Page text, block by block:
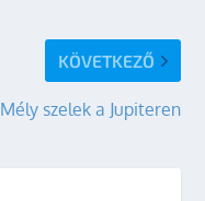
KÖVETKEZŐ
Mély szelek a Jupiteren